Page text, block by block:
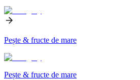
Pește & fructe de mare
Pește & fructe de mare